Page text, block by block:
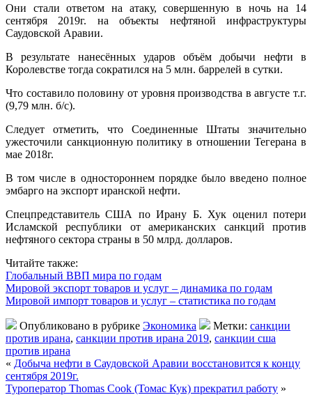
Они стали ответом на атаку, совершенную в ночь на 14
сентября 2019г. на объекты нефтяной инфраструктуры
Саудовской Аравии.
В результате нанесённых ударов объём добычи нефти в
Королевстве тогда сократился на 5 млн. баррелей в сутки.
Что составило половину от уровня производства в августе т.г.
(9,79 млн. б/с).
Следует отметить, что Соединенные Штаты значительно
ужесточили санкционную политику в отношении Тегерана в
мае 2018г.
В том числе в одностороннем порядке было введено полное
эмбарго на экспорт иранской нефти.
Спецпредставитель США по Ирану Б. Хук оценил потери
Исламской республики от американских санкций против
нефтяного сектора страны в 50 млрд. долларов.
Читайте также:
Глобальный ВВП мира по годам
Мировой экспорт товаров и услуг – динамика по годам
Мировой импорт товаров и услуг – статистика по годам
Опубликовано в рубрике Экономика Метки: санкции
против ирана, санкции против ирана 2019, санкции сша
против ирана
« Добыча нефти в Саудовской Аравии восстановится к концу
сентября 2019г.
Туроператор Thomas Cook (Томас Кук) прекратил работу »